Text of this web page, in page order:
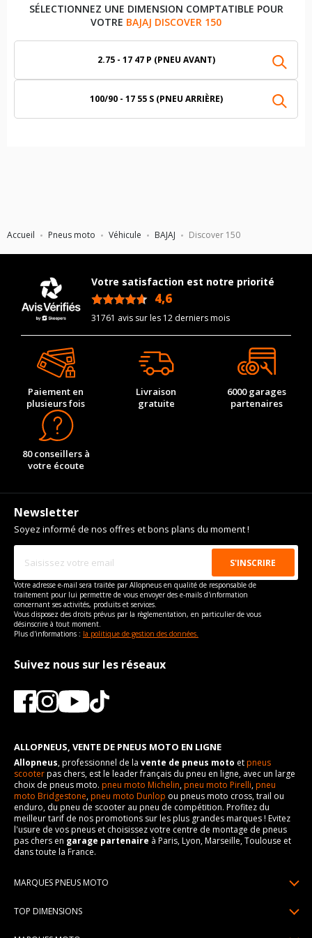
Accueil Pneus moto Véhicule BAJAJ Discover 150
SÉLECTIONNEZ UNE DIMENSION COMPTATIBLE POUR
VOTRE BAJAJ DISCOVER 150
2.75 - 17 47 P (PNEU AVANT)
100/90 - 17 55 S (PNEU ARRIÈRE)
Votre satisfaction est notre priorité
4,6
31761 avis sur les 12 derniers mois
Paiement en
plusieurs fois
Livraison
gratuite
6000 garages
partenaires
80 conseillers à
votre écoute
Newsletter
Soyez informé de nos offres et bons plans du moment !
Votre adresse e-mail sera traitée par Allopneus en qualité de responsable de
traitement pour lui permettre de vous envoyer des e-mails d'information
concernant ses activités, produits et services.
Vous disposez des droits prévus par la règlementation, en particulier de vous
désinscrire à tout moment.
Plus d'informations : la politique de gestion des données.
Suivez nous sur les réseaux
ALLOPNEUS, VENTE DE PNEUS MOTO EN LIGNE
Allopneus, professionnel de la vente de pneus moto etpneus
scooterpas chers, est le leader français du pneu en ligne, avec un large
choix de pneus moto. pneu moto Michelin,pneu moto Pirelli,pneu
moto Bridgestone,pneu moto Dunlop ou pneus moto cross, trail ou
enduro, du pneu de scooter au pneu de compétition. Profitez du
meilleur tarif de nos promotions sur les plus grandes marques ! Evitez
l'usure de vos pneus et choisissez votre centre de montage de pneus
pas chers en garage partenaire à Paris, Lyon, Marseille, Toulouse et
dans toute la France.
MARQUES PNEUS MOTO
TOP DIMENSIONS